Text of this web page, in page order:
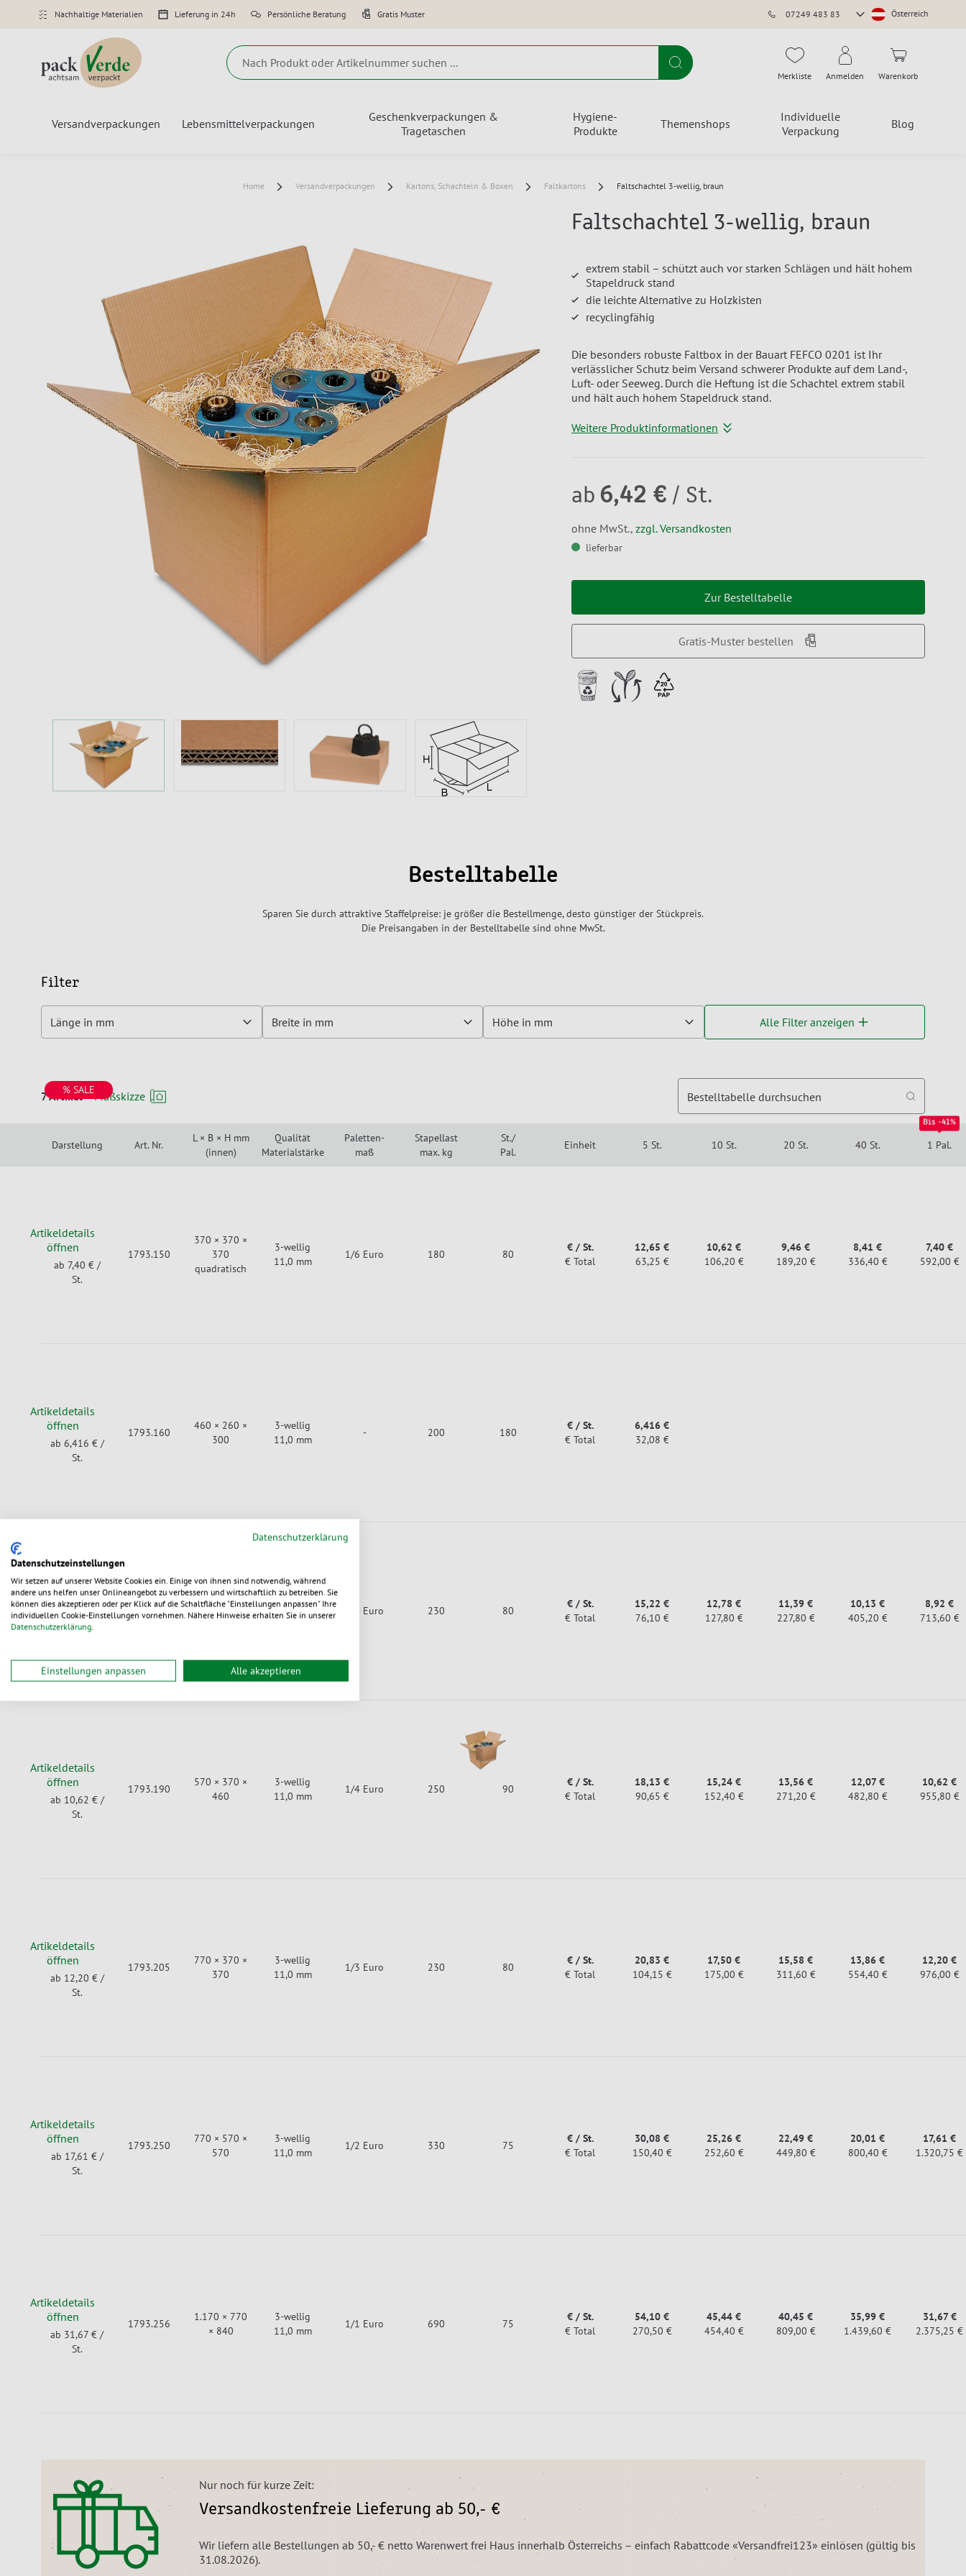
Nachhaltige Materialien Lieferung in 24h Persönliche Beratung Gratis Muster 07249 483 83
Store
Österreich
Suche Merkliste Anmelden Warenkorb
Versandverpackungen Lebensmittelverpackungen
Geschenkverpackungen &
Tragetaschen
Hygiene-
Produkte
Themenshops
Individuelle
Verpackung
Blog
Home Versandverpackungen Kartons, Schachteln & Boxen Faltkartons Faltschachtel 3-wellig, braun
Faltschachtel 3-wellig, braun
extrem stabil – schützt auch vor starken Schlägen und hält hohem
Stapeldruck stand
die leichte Alternative zu Holzkisten
recyclingfähig
Die besonders robuste Faltbox in der Bauart FEFCO 0201 ist Ihr
verlässlicher Schutz beim Versand schwerer Produkte auf dem Land-,
Luft- oder Seeweg. Durch die Heftung ist die Schachtel extrem stabil
und hält auch hohem Stapeldruck stand.
Weitere Produktinformationen
ab 6,42 € / St.
ohne MwSt., zzgl. Versandkosten
lieferbar
Zur Bestelltabelle
Gratis-Muster bestellen
Bestelltabelle
Sparen Sie durch attraktive Staffelpreise: je größer die Bestellmenge, desto günstiger der Stückpreis.
Die Preisangaben in der Bestelltabelle sind ohne MwSt.
Filter
Länge in mm Breite in mm Höhe in mm Alle Filter anzeigen
7 Artikel Maßskizze Bestelltabelle durchsuchen
Darstellung Art. Nr.
L × B × H mm
(innen)
Qualität
Materialstärke
Paletten-
maß
Stapellast
max. kg
St./
Pal.
Einheit 5 St. 10 St. 20 St. 40 St.
Bis -41%
1 Pal.
Artikeldetails
öffnen
ab 7,40 € /
St.
1793.150
370 × 370 ×
370
quadratisch
3-wellig
11,0 mm
1/6 Euro 180 80
€ / St.
€ Total
12,65 €
63,25 €
10,62 €
106,20 €
9,46 €
189,20 €
8,41 €
336,40 €
7,40 €
592,00 €
% SALE
Artikeldetails
öffnen
ab 6,416 € /
St.
1793.160
460 × 260 ×
300
3-wellig
11,0 mm
- 200 180
€ / St.
€ Total
6,416 €
32,08 €
Artikeldetails
öffnen
ab 8,92 €/
1793.178
570 × 370 ×
370
3-wellig
11,0 mm
1/4 Euro 230 80
€ / St.
€ Total
15,22 €
76,10 €
12,78 €
127,80 €
11,39 €
227,80 €
10,13 €
405,20 €
8,92 €
713,60 €
Artikeldetails
öffnen
ab 10,62 € /
St.
1793.190
570 × 370 ×
460
3-wellig
11,0 mm
1/4 Euro 250 90
€ / St.
€ Total
18,13 €
90,65 €
15,24 €
152,40 €
13,56 €
271,20 €
12,07 €
482,80 €
10,62 €
955,80 €
Artikeldetails
öffnen
ab 12,20 € /
St.
1793.205
770 × 370 ×
370
3-wellig
11,0 mm
1/3 Euro 230 80
€ / St.
€ Total
20,83 €
104,15 €
17,50 €
175,00 €
15,58 €
311,60 €
13,86 €
554,40 €
12,20 €
976,00 €
Artikeldetails
öffnen
ab 17,61 € /
St.
1793.250
770 × 570 ×
570
3-wellig
11,0 mm
1/2 Euro 330 75
€ / St.
€ Total
30,08 €
150,40 €
25,26 €
252,60 €
22,49 €
449,80 €
20,01 €
800,40 €
17,61 €
1.320,75 €
Artikeldetails
öffnen
ab 31,67 € /
St.
1793.256
1.170 × 770
× 840
3-wellig
11,0 mm
1/1 Euro 690 75
€ / St.
€ Total
54,10 €
270,50 €
45,44 €
454,40 €
40,45 €
809,00 €
35,99 €
1.439,60 €
31,67 €
2.375,25 €
Nur noch für kurze Zeit:
Versandkostenfreie Lieferung ab 50,- €
Wir liefern alle Bestellungen ab 50,- € netto Warenwert frei Haus innerhalb Österreichs – einfach Rabattcode «Versandfrei123» einlösen (gültig bis
31.08.2026).
Datenschutzerklärung
Datenschutzeinstellungen
Wir setzen auf unserer Website Cookies ein. Einige von ihnen sind notwendig, während
andere uns helfen unser Onlineangebot zu verbessern und wirtschaftlich zu betreiben. Sie
können dies akzeptieren oder per Klick auf die Schaltfläche "Einstellungen anpassen" Ihre
individuellen Cookie-Einstellungen vornehmen. Nähere Hinweise erhalten Sie in unserer
Datenschutzerklärung.
Einstellungen anpassen Alle akzeptieren